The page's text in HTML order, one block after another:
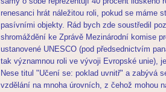
renesanci hrát náležitou roli, pokud se máme
pasívními objekty. Rád bych zde soustředil
shromáždění ke Zprávě Mezinárodní komise
ustanovené UNESCO (pod předsednictvím
tak významnou roli ve vývoji Evropské unie),
Nese titul "Učení se: poklad uvnitř" a zabývá
vzdělání na mnoha úrovních, z čehož mohou